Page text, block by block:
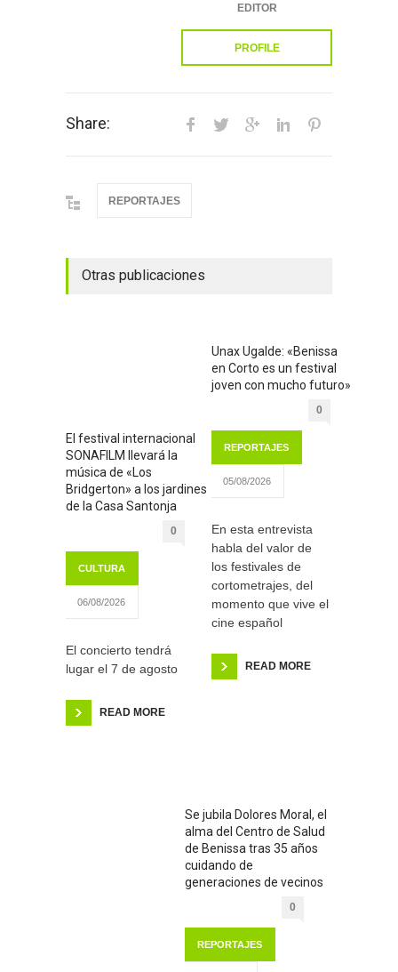
EDITOR
PROFILE
Share:
REPORTAJES
Otras publicaciones
El festival internacional
SONAFILM llevará la
música de «Los
Bridgerton» a los jardines
de la Casa Santonja
0
CULTURA
06/08/2026
El concierto tendrá
lugar el 7 de agosto
READ MORE
Unax Ugalde: «Benissa
en Corto es un festival
joven con mucho futuro»
0
REPORTAJES
05/08/2026
En esta entrevista
habla del valor de
los festivales de
cortometrajes, del
momento que vive el
cine español
READ MORE
Se jubila Dolores Moral, el
alma del Centro de Salud
de Benissa tras 35 años
cuidando de
generaciones de vecinos
0
REPORTAJES